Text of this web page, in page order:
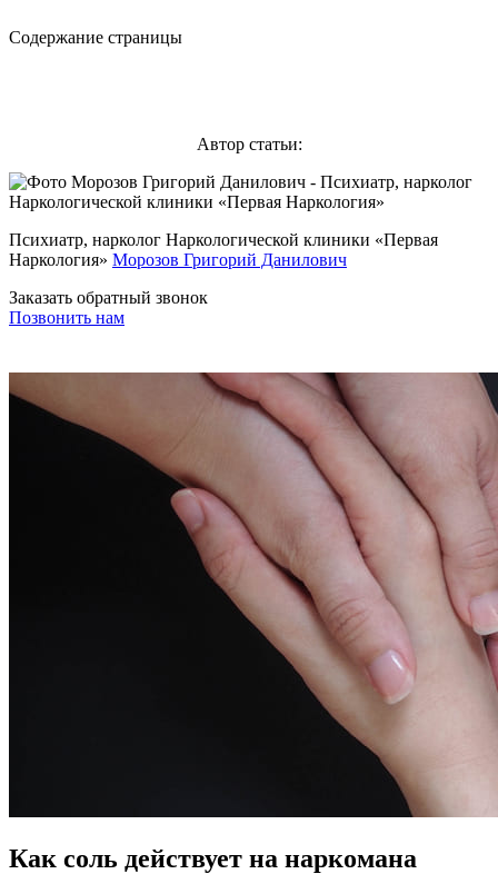
Содержание страницы
Автор статьи:
Психиатр, нарколог Наркологической клиники «Первая
Наркология» Морозов Григорий Данилович
Заказать обратный звонок
Позвонить нам
Как соль действует на наркомана